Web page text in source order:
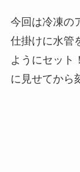
今回は冷凍の
仕掛けに水管
ようにセット
に見せてから